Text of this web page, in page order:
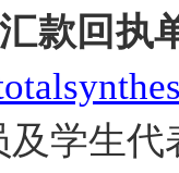
款回执
及学生